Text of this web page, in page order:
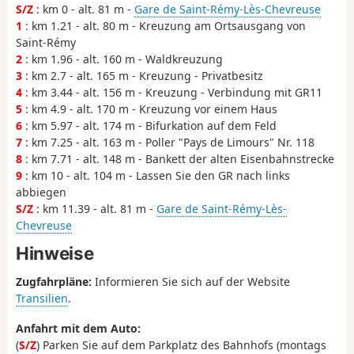
S/Z : km 0 - alt. 81 m - Gare de Saint-Rémy-Lès-Chevreuse
1 : km 1.21 - alt. 80 m - Kreuzung am Ortsausgang von
Saint-Rémy
2 : km 1.96 - alt. 160 m - Waldkreuzung
3 : km 2.7 - alt. 165 m - Kreuzung - Privatbesitz
4 : km 3.44 - alt. 156 m - Kreuzung - Verbindung mit GR11
5 : km 4.9 - alt. 170 m - Kreuzung vor einem Haus
6 : km 5.97 - alt. 174 m - Bifurkation auf dem Feld
7 : km 7.25 - alt. 163 m - Poller "Pays de Limours" Nr. 118
8 : km 7.71 - alt. 148 m - Bankett der alten Eisenbahnstrecke
9 : km 10 - alt. 104 m - Lassen Sie den GR nach links
abbiegen
S/Z : km 11.39 - alt. 81 m - Gare de Saint-Rémy-Lès-
Chevreuse
Hinweise
Zugfahrpläne: Informieren Sie sich auf der Website
Transilien.
Anfahrt mit dem Auto:
(S/Z) Parken Sie auf dem Parkplatz des Bahnhofs (montags